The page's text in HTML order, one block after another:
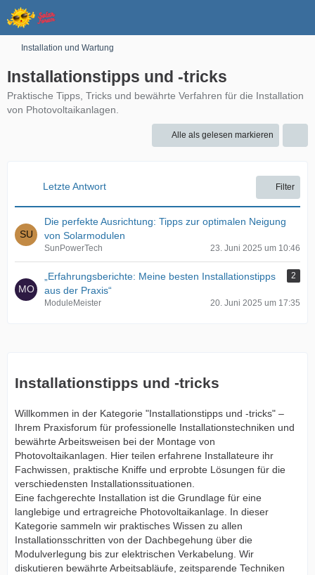
Installation und Wartung
Installationstipps und -tricks
Praktische Tipps, Tricks und bewährte Verfahren für die Installation
von Photovoltaikanlagen.
Alle als gelesen markieren
Letzte Antwort Filter
Die perfekte Ausrichtung: Tipps zur optimalen Neigung
von Solarmodulen
SunPowerTech 23. Juni 2025 um 10:46
„Erfahrungsberichte: Meine besten Installationstipps
aus der Praxis“
2
ModuleMeister 20. Juni 2025 um 17:35
Installationstipps und -tricks
Willkommen in der Kategorie "Installationstipps und -tricks" –
Ihrem Praxisforum für professionelle Installationstechniken und
bewährte Arbeitsweisen bei der Montage von
Photovoltaikanlagen. Hier teilen erfahrene Installateure ihr
Fachwissen, praktische Kniffe und erprobte Lösungen für die
verschiedensten Installationssituationen.
Eine fachgerechte Installation ist die Grundlage für eine
langlebige und ertragreiche Photovoltaikanlage. In dieser
Kategorie sammeln wir praktisches Wissen zu allen
Installationsschritten von der Dachbegehung über die
Modulverlegung bis zur elektrischen Verkabelung. Wir
diskutieren bewährte Arbeitsabläufe, zeitsparende Techniken